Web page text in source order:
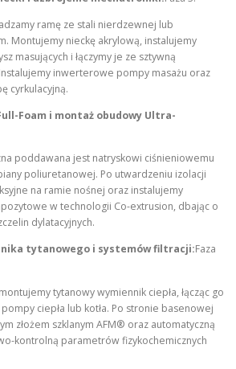
ramę ze stali nierdzewnej lub
Montujemy nieckę akrylową, instalujemy
masujących i łączymy je ze sztywną
Instalujemy inwerterowe pompy masażu oraz
cyrkulacyjną.
Foam i montaż obudowy Ultra-
poddawana jest natryskowi ciśnieniowemu
poliuretanowej. Po utwardzeniu izolacji
na ramie nośnej oraz instalujemy
w technologii Co-extrusion, dbając o
dylatacyjnych.
tytanowego i systemów filtracji:Faza
tytanowy wymiennik ciepła, łącząc go
ciepła lub kotła. Po stronie basenowej
złożem szklanym AFM® oraz automatyczną
kontrolną parametrów fizykochemicznych